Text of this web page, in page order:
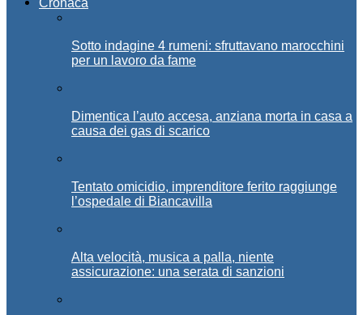
Cronaca
Sotto indagine 4 rumeni: sfruttavano marocchini
per un lavoro da fame
Dimentica l’auto accesa, anziana morta in casa a
causa dei gas di scarico
Tentato omicidio, imprenditore ferito raggiunge
l’ospedale di Biancavilla
Alta velocità, musica a palla, niente
assicurazione: una serata di sanzioni